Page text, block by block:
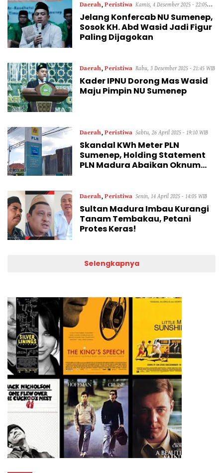
Daerah, Peristiwa Kamis, 4 Desember 2025 - 22:05
WIB
Jelang Konfercab NU Sumenep,
Sosok KH. Abd Wasid Jadi Figur
Paling Dijagokan
Daerah, Peristiwa Rabu, 3 Desember 2025 - 21:45 WIB
Kader IPNU Dorong Mas Wasid
Maju Pimpin NU Sumenep
Daerah, Peristiwa Sabtu, 26 April 2025 - 19:10 WIB
Skandal KWh Meter PLN
Sumenep, Holding Statement
PLN Madura Abaikan Oknum
Daerah, Peristiwa Senin, 14 April 2025 - 14:05 WIB
Sultan Madura Imbau Kurangi
Tanam Tembakau, Petani
Protes Keras!
Selengkapnya